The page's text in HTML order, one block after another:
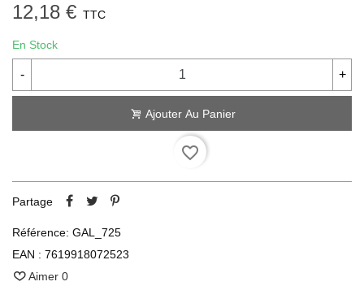
12,18 € TTC
En Stock
- +
Ajouter Au Panier
favorite_border
Partage
Référence: GAL_725
EAN : 7619918072523
Aimer 0